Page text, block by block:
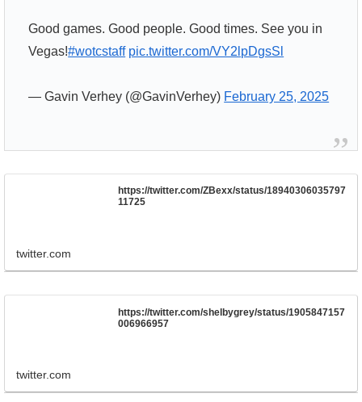
Good games. Good people. Good times. See you in
Vegas!#wotcstaff pic.twitter.com/VY2lpDgsSl
— Gavin Verhey (@GavinVerhey) February 25, 2025
https://twitter.com/ZBexx/status/18940306035797
11725
twitter.com
https://twitter.com/shelbygrey/status/1905847157
006966957
twitter.com